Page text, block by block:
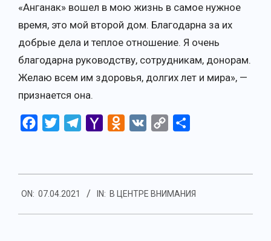
«Анганак» вошел в мою жизнь в самое нужное
время, это мой второй дом. Благодарна за их
добрые дела и теплое отношение. Я очень
благодарна руководству, сотрудникам, донорам.
Желаю всем им здоровья, долгих лет и мира», —
признается она.
Facebook
Twitter Telegram
Yahoo
Odnoklassniki
VK
Copy
04-
07
ON: 07.04.2021 IN: В ЦЕНТРЕ ВНИМАНИЯ